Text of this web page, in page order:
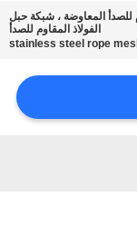
للصدأ المعاوضة ، شبكة حبل
الفولاذ المقاوم للصدأ
stainless steel rope